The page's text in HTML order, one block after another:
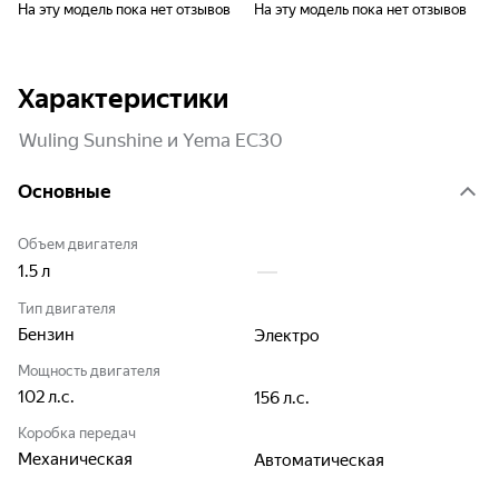
На эту модель пока нет отзывов На эту модель пока нет отзывов
Характеристики
Wuling Sunshine и Yema EC30
Основные
Объем двигателя
1.5л
Тип двигателя
Бензин Электро
Мощность двигателя
102л.с. 156л.с.
Коробка передач
Механическая Автоматическая